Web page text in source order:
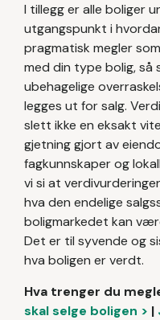
I tillegg er alle boliger
utgangspunkt i
pragmatisk megler
med din type bolig, så
ubehagelige
legges ut for salg.
slett ikke en eksakt
gjetning gjort av
fagkunnskaper og
vi si at
hva den endelige
boligmarkedet kan
Det er til syvende og
hva boligen er verdt.
Hva trenger du
skal selge boligen > |